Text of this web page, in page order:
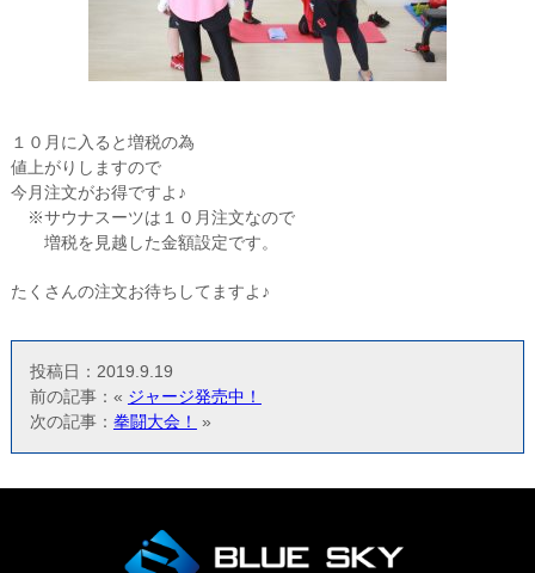
１０月に入ると増税の為
値上がりしますので
今月注文がお得ですよ♪
※サウナスーツは１０月注文なので
増税を見越した金額設定です。
たくさんの注文お待ちしてますよ♪
投稿日：2019.9.19
前の記事：« ジャージ発売中！
次の記事： 拳闘大会！ »